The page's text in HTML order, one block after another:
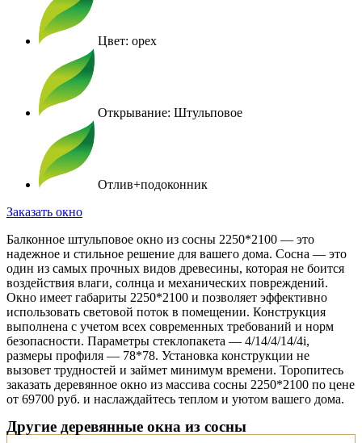
Цвет: орех
Открывание: Штульповое
Отлив+подоконник
Заказать окно
Балконное штульповое окно из сосны 2250*2100 — это
надежное и стильное решение для вашего дома. Сосна — это
один из самых прочных видов древесины, которая не боится
воздействия влаги, солнца и механических повреждений.
Окно имеет габариты 2250*2100 и позволяет эффективно
использовать световой поток в помещении. Конструкция
выполнена с учетом всех современных требований и норм
безопасности. Параметры стеклопакета — 4/14/4/14/4i,
размеры профиля — 78*78. Установка конструкции не
вызовет трудностей и займет минимум времени. Торопитесь
заказать деревянное окно из массива сосны 2250*2100 по цене
от 69700 руб. и наслаждайтесь теплом и уютом вашего дома.
Другие деревянные окна из сосны